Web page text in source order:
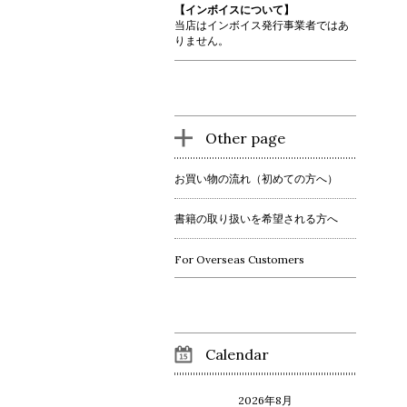
【インボイスについて】
当店はインボイス発行事業者ではあ
りません。
Other page
お買い物の流れ（初めての方へ）
書籍の取り扱いを希望される方へ
For Overseas Customers
Calendar
2026年8月